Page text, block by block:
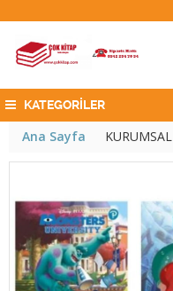
KATEGORİLER
Ana Sayfa